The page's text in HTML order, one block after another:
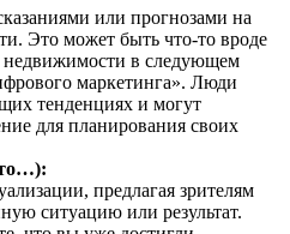
или прогнозами на
Это может быть что-то вроде
недвижимости в следующем
маркетинга». Люди
тенденциях и могут
для планирования своих
предлагая зрителям
ситуацию или результат.